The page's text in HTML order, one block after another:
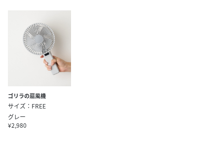
ゴリラの扇風機
サイズ：FREE
グレー
¥2,980